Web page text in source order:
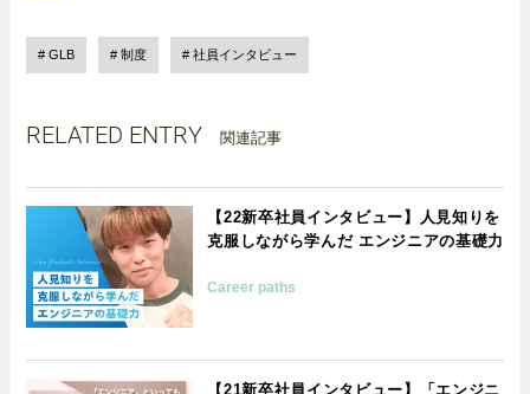
GLB 制度 社員インタビュー
RELATED ENTRY 関連記事
【22新卒社員インタビュー】人見知りを
克服しながら学んだ エンジニアの基礎力
Career paths
【21新卒社員インタビュー】「エンジニ